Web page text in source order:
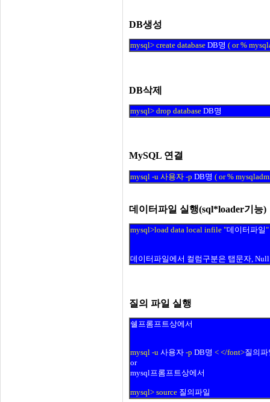
DB생성
mysql> create database DB명 ( or %
DB삭제
mysql> drop database DB명
MySQL 연결
mysql -u 사용자 -p DB명 ( or %
데이터파일 실행(sql*loader기능)
mysql>load data local infile "데이터파일"
데이터파일에서 컬럼구분은 탭문자,
질의 파일 실행
쉘프롬프트상에서
mysql -u 사용자 -p DB명 < </font>질의파
or
mysql프롬프트상에서
mysql> source 질의파일